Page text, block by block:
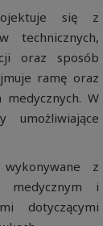
się z
technicznych,
oraz sposób
ramę oraz
W
umożliwiające
z
medycznym i
dotyczącymi